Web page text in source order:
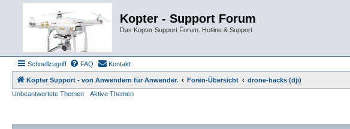
Kopter - Support Forum
Das Kopter Support Forum. Hotline & Support
Schnellzugriff FAQ Kontakt
Kopter Support - von Anwendern für Anwender. Foren-Übersicht
drone-hacks (dji)
Unbeantwortete Themen
Aktive Themen